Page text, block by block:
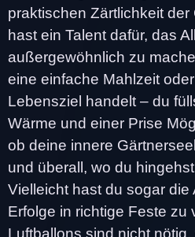
praktischen Zärtlichkeit
hast ein Talent dafür, das
außergewöhnlich zu
eine einfache Mahlzeit
Lebensziel handelt – du
Wärme und einer Prise
ob deine innere
und überall, wo du
Vielleicht hast du sogar
Erfolge in richtige Feste zu
Luftballons sind nicht